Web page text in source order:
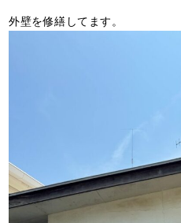
外壁を修繕してます。